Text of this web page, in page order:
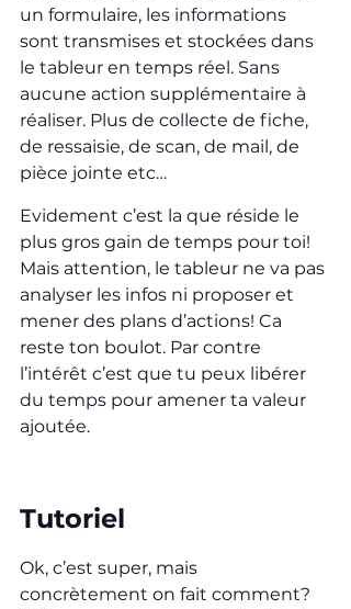
un formulaire, les informations
sont transmises et stockées dans
le tableur en temps réel. Sans
aucune action supplémentaire à
réaliser. Plus de collecte de fiche,
de ressaisie, de scan, de mail, de
pièce jointe etc…
Evidement c’est la que réside le
plus gros gain de temps pour toi!
Mais attention, le tableur ne va pas
analyser les infos ni proposer et
mener des plans d’actions! Ca
reste ton boulot. Par contre
l’intérêt c’est que tu peux libérer
du temps pour amener ta valeur
ajoutée.
Tutoriel
Ok, c’est super, mais
concrètement on fait comment?